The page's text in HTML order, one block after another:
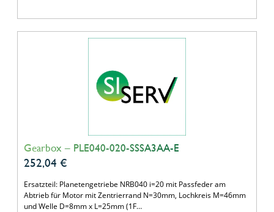
Gearbox – PLE040-020-SSSA3AA-E
252,04 €
Ersatzteil: Planetengetriebe NRB040 i=20 mit Passfeder am
Abtrieb für Motor mit Zentrierrand N=30mm, Lochkreis M=46mm
und Welle D=8mm x L=25mm (1F…